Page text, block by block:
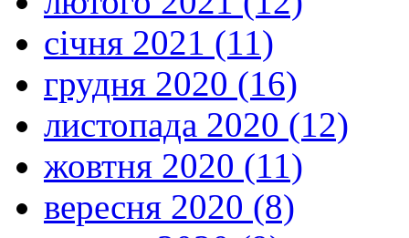
січня 2021 (11)
грудня 2020 (16)
листопада 2020 (12)
жовтня 2020 (11)
вересня 2020 (8)